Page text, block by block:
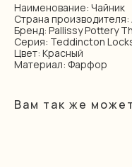
Наименование: Чайник
Страна производителя:
Бренд: Pallissy Pottery
Серия: Teddincton
Цвет: Красный
Материал: Фарфор
Вам так же